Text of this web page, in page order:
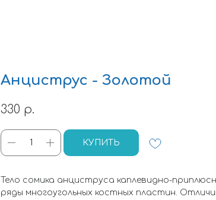
Анциструс - Золотой
330 р.
КУПИТЬ
Тело сомика анциструса каплевидно-
ряды многоугольных костных пластин.